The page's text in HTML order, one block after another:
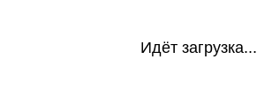
Идёт загрузка...